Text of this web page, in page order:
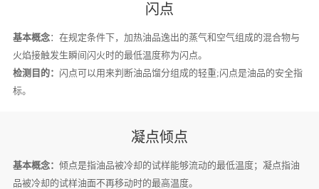
闪点
基本概念：在规定条件下，加热油品逸出的蒸气和空气组成的混合物与
火焰接触发生瞬间闪火时的最低温度称为闪点。
检测目的： 闪点可以用来判断油品馏分组成的轻重;闪点是油品的安全指
标。
凝点倾点
基本概念： 倾点是指油品被冷却的试样能够流动的最低温度；凝点指油
品被冷却的试样油面不再移动时的最高温度。